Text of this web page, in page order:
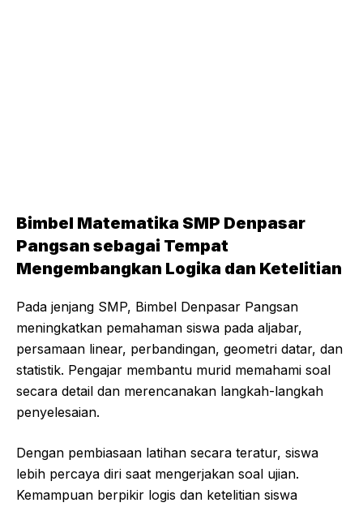
Bimbel Matematika SMP Denpasar
Pangsan sebagai Tempat
Mengembangkan Logika dan Ketelitian
Pada jenjang SMP, Bimbel Denpasar Pangsan
meningkatkan pemahaman siswa pada aljabar,
persamaan linear, perbandingan, geometri datar, dan
statistik. Pengajar membantu murid memahami soal
secara detail dan merencanakan langkah-langkah
penyelesaian.
Dengan pembiasaan latihan secara teratur, siswa
lebih percaya diri saat mengerjakan soal ujian.
Kemampuan berpikir logis dan ketelitian siswa